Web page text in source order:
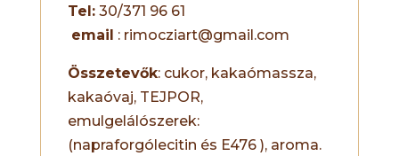
Tel:30/371 96 61
email : rimocziart@gmail.com
Összetevők: cukor, kakaómassza,
kakaóvaj, TEJPOR,
emulgelálószerek:
(napraforgólecitin és E476 ), aroma.